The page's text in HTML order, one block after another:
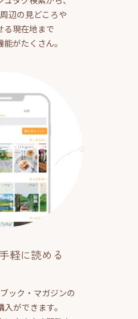
辺の見どころや
る現在地まで
がたくさん。
軽に読める
ック・マガジンの
ができます。